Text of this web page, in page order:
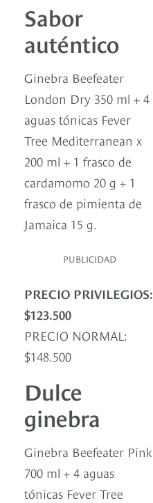
Sabor
auténtico
Ginebra Beefeater
London Dry 350 ml + 4
aguas tónicas Fever
Tree Mediterranean x
200 ml + 1 frasco de
cardamomo 20 g + 1
frasco de pimienta de
Jamaica 15 g.
PUBLICIDAD
PRECIO PRIVILEGIOS:
$123.500
PRECIO NORMAL:
$148.500
Dulce
ginebra
Ginebra Beefeater Pink
700 ml + 4 aguas
tónicas Fever Tree